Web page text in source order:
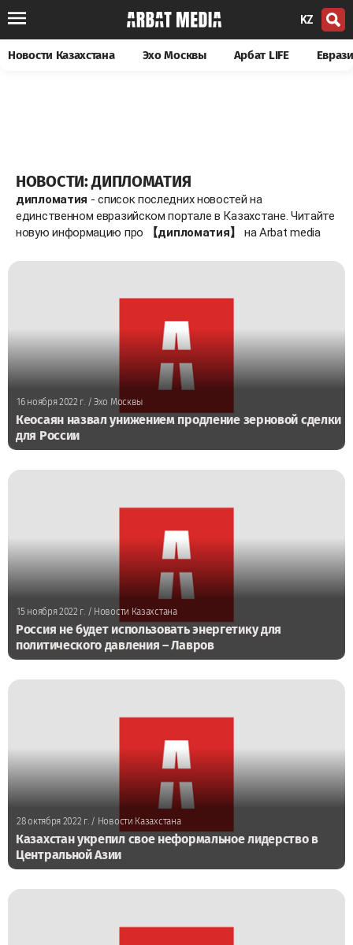
KZ
Новости Казахстана Эхо Москвы Арбат LIFE
НОВОСТИ: ДИПЛОМАТИЯ
дипломатия - список последних новостей на
единственном евразийском портале в Казахстане. Читайте
новую информацию про
【дипломатия】 на Arbat media
16 ноября 2022 г./ Эхо Москвы
Кеосаян назвал унижением продление зерновой сделки
для России
15 ноября 2022 г./ Новости Казахстана
Россия не будет использовать энергетику для
политического давления – Лавров
28 октября 2022 г./ Новости Казахстана
Казахстан укрепил свое неформальное лидерство в
Центральной Азии